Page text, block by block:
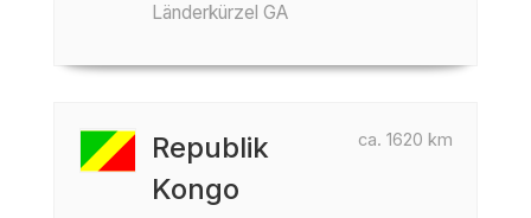
Länderkürzel GA
ca. 1620 km
Republik
Kongo